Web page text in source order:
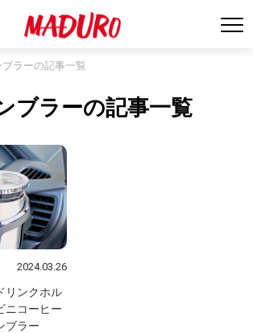
ラーの記事一覧
ブラーの記事一覧
2024.03.26
リンクホル
ニコーヒー
ブラー